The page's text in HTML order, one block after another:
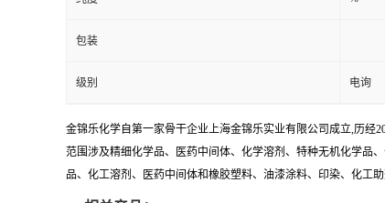
包装
级别 电询
金锦乐化学自第一家骨干企业上海金锦乐实业有限公司成立,历经
范围涉及精细化学品、医药中间体、化学溶剂、特种无机化学品
品、化工溶剂、医药中间体和橡胶塑料、油漆涂料、印染、化工